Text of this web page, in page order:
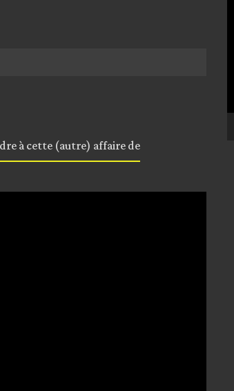
à cette (autre) affaire de